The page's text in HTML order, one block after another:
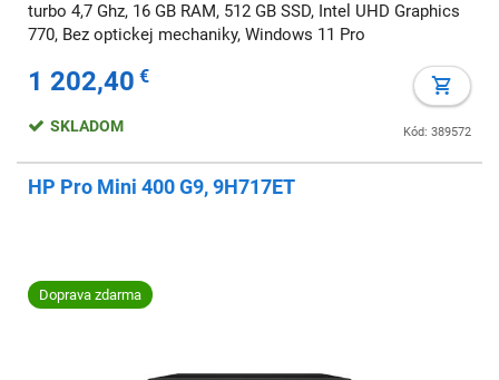
turbo 4,7 Ghz, 16 GB RAM, 512 GB SSD, Intel UHD Graphics
770, Bez optickej mechaniky, Windows 11 Pro
1 202,40 €
Kód: 389572
SKLADOM
HP Pro Mini 400 G9, 9H717ET
Doprava zdarma